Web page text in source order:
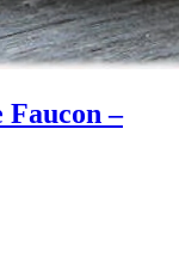
Faucon –